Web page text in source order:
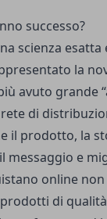
successo?
scienza
la
avuto grande
di
il prodotto, la
messaggio e
online
di